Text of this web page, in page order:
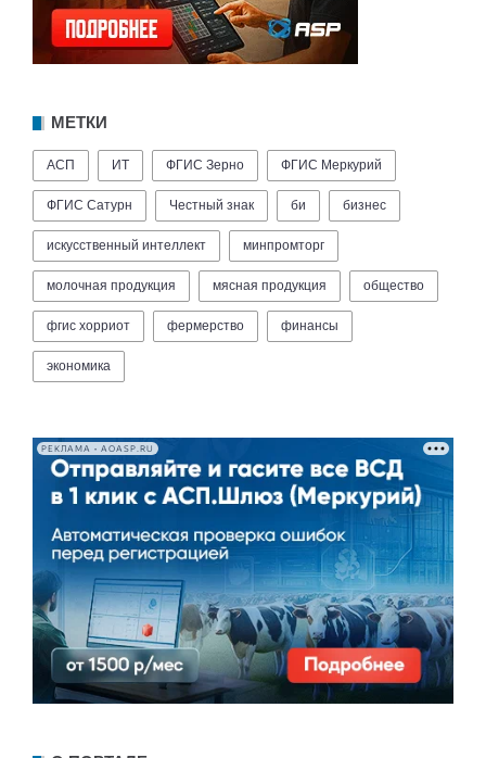
МЕТКИ
АСП ИТ ФГИС Зерно ФГИС Меркурий
ФГИС Сатурн Честный знак би бизнес
искусственный интеллект минпромторг
молочная продукция мясная продукция общество
фгис хорриот фермерство финансы
экономика
РЕКЛАМА • AOASP.RU